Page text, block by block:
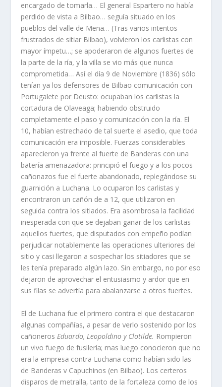
encargado de tomarla… El general Espartero no habí­a
perdido de vista a Bilbao… seguí­a situado en los
pueblos del valle de Mena… (Tras varios intentos
frustrados de sitiar Bilbao), volvieron los carlistas con
mayor í­mpetu…; se apoderaron de algunos fuertes de
la parte de la rí­a, y la villa se vio más que nunca
comprometida… Así­ el dí­a 9 de Noviembre (1836) sólo
tení­an ya los defensores de Bilbao comunicación con
Portuga­lete por Deusto: ocupaban los carlistas la
cortadura de Olaveaga; habiendo obstruido
completamente el paso y comunicación con la rí­a. El
10, habí­an estrechado de tal suerte el asedio, que toda
comuni­cación era imposible. Fuerzas considerables
aparecieron ya frente al fuerte de Banderas con una
baterí­a amenazadora: principió el fuego y a los pocos
cañonazos fue el fuerte abandonado, replegán­dose su
guarnición a Luchana. Lo ocuparon los carlistas y
encontraron un cañón de a 12, que utilizaron en
seguida contra los sitiados. Era asombrosa la facilidad
inesperada con que se dejaban ganar de los carlistas
aquellos fuertes, que disputados con empeño podí­an
perjudicar notablemente las operaciones ulteriores del
sitio y casi llegaron a sospechar los sitiadores que se
les tení­a preparado algún lazo. Sin embargo, no por eso
dejaron de aprovechar el entusiasmo y ardor que en
sus filas se advertí­a para abalanzarse a otros fuertes.
El de Luchana fue el primero contra el que destacaron
algunas compañí­as, a pesar de verlo sostenido por los
cañoneros Eduardo, Leopoldino y Clotilde. Rompieron
un vivo fuego de fusilerí­a; mas luego conocieron que no
era la empresa contra Luchana como habí­an sido las
de Banderas v Capuchinos (en Bilbao). Los certeros
disparos de metralla, tanto de la fortaleza como de los